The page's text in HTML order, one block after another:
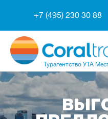
+7 (495) 230 30 88
Турагентство УТА